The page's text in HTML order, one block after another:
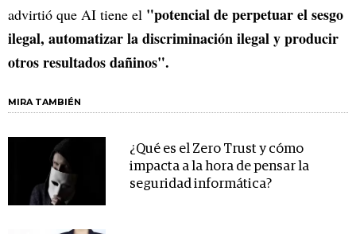
advirtió que AI tiene el "potencial de perpetuar el sesgo
ilegal, automatizar la discriminación ilegal y producir
otros resultados dañinos".
MIRA TAMBIÉN
¿Qué es el Zero Trust y cómo
impacta a la hora de pensar la
seguridad informática?